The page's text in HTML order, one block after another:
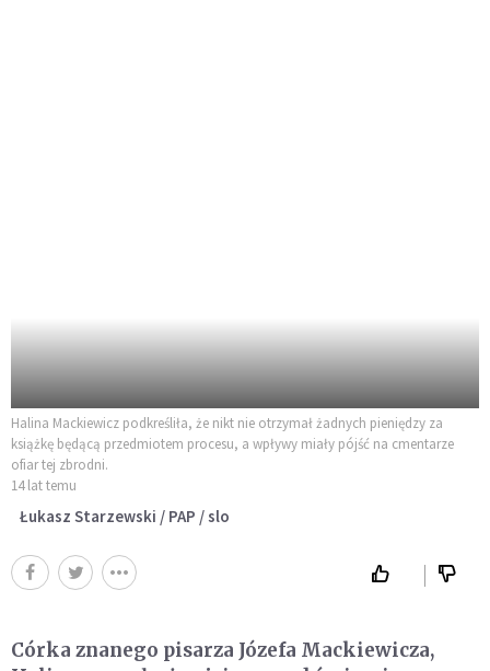
Halina Mackiewicz podkreśliła, że nikt nie otrzymał żadnych pieniędzy za
książkę będącą przedmiotem procesu, a wpływy miały pójść na cmentarze
ofiar tej zbrodni.
14 lat temu
Łukasz Starzewski / PAP / slo
Córka znanego pisarza Józefa Mackiewicza,